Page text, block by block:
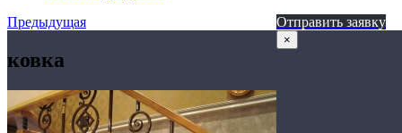
Предыдущая
ковка
Отправить заявку
×